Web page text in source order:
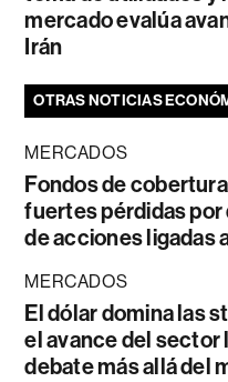
mercado evalúa
Irán
OTRAS NOTICIAS
MERCADOS
Fondos de
fuertes pérdidas
de acciones ligadas
MERCADOS
El dólar domina las
el avance del sector
debate más allá del